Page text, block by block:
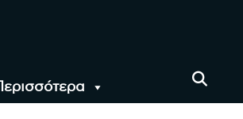
Περισσότερα